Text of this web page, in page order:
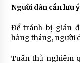
Người dân cần lưu
Để tránh bị gián
hàng tháng, người
Tuân thủ nghiêm